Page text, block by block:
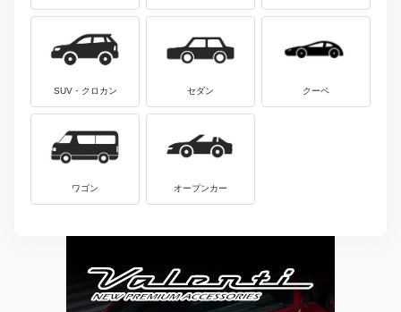
SUV・クロカン セダン クーペ
ワゴン オープンカー